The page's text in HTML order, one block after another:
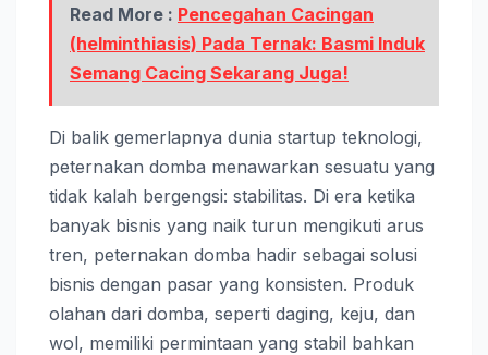
Read More : Pencegahan Cacingan
(helminthiasis) Pada Ternak: Basmi Induk
Semang Cacing Sekarang Juga!
Di balik gemerlapnya dunia startup teknologi,
peternakan domba menawarkan sesuatu yang
tidak kalah bergengsi: stabilitas. Di era ketika
banyak bisnis yang naik turun mengikuti arus
tren, peternakan domba hadir sebagai solusi
bisnis dengan pasar yang konsisten. Produk
olahan dari domba, seperti daging, keju, dan
wol, memiliki permintaan yang stabil bahkan